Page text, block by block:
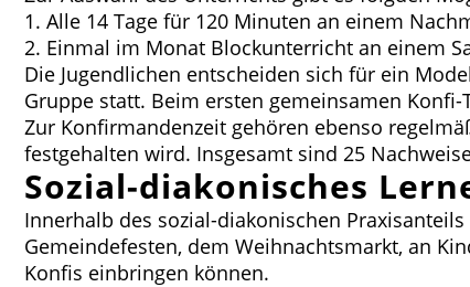
1. Alle 14 Tage für 120 Minuten an einem
2. Einmal im Monat Blockunterricht an einem
Die Jugendlichen entscheiden sich für ein
Gruppe statt. Beim ersten gemeinsamen
Zur Konfirmandenzeit gehören ebenso
festgehalten wird. Insgesamt sind 25
Sozial-diakonisches
Innerhalb des sozial-diakonischen
Gemeindefesten, dem Weihnachtsmarkt, an
Konfis einbringen können.